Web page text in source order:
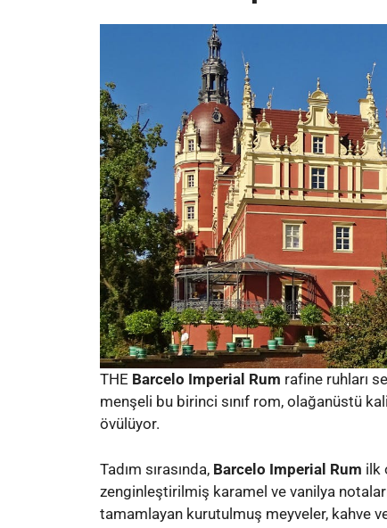
THE Barcelo Imperial Rum rafine ruhları
menşeli bu birinci sınıf rom, olağanüstü
övülüyor.
Tadım sırasında, Barcelo Imperial Rum ilk
zenginleştirilmiş karamel ve vanilya
tamamlayan kurutulmuş meyveler, kahve